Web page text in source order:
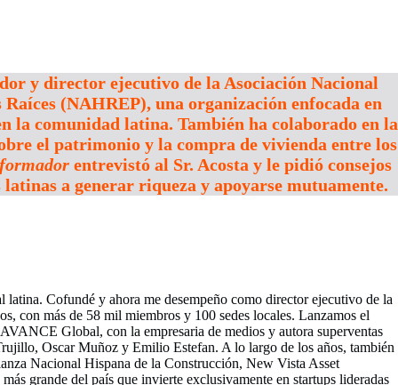
y director ejecutivo de la Asociación Nacional
Raíces (NAHREP), una organización enfocada en
la comunidad latina. También ha colaborado en la
el patrimonio y la compra de vivienda entre los
entrevistó al Sr. Acosta y le pidió consejos
a generar riqueza y apoyarse mutuamente.
Cofundé y ahora me desempeño como director ejecutivo de la
con más de 58 mil miembros y 100 sedes locales. Lanzamos el
Global, con la empresaria de medios y autora superventas
Oscar Muñoz y Emilio Estefan. A lo largo de los años, también
Nacional Hispana de la Construcción, New Vista Asset
grande del país que invierte exclusivamente en startups lideradas